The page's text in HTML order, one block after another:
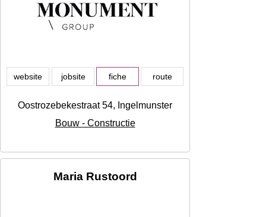
website jobsite fiche route
Oostrozebekestraat 54, Ingelmunster
Bouw - Constructie
Maria Rustoord